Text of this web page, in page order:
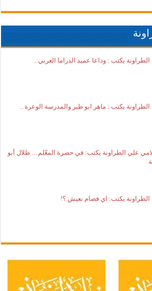
يكتب : وداعا عميد الدراما العربي ..
يكتب : ماهر ابو طير والمدرسة الوعرة ..
علي الطراونة يكتب: في حضرة المعّلم… طلال أبو
الطراونة يكتب: اي فصام نعيش ؟!